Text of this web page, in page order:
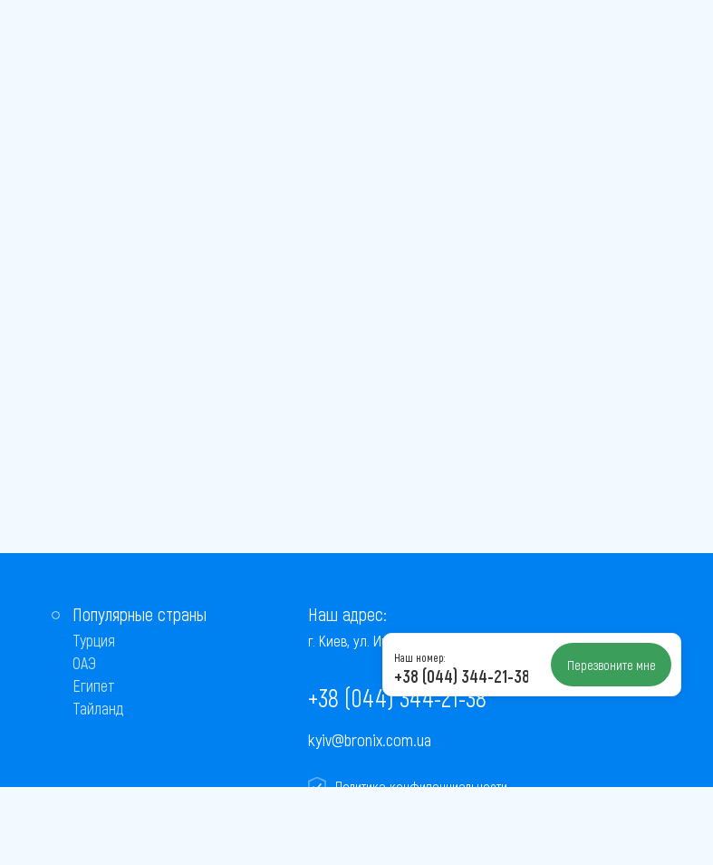
Популярные страны
Турция
ОАЭ
Египет
Тайланд
Наш адрес:
г. Киев, ул. Институтская, 22/7, оф. 41
+38 (044) 344-21-38
kyiv@bronix.com.ua
Политика конфиденциальности
Наш номер:
+38 (044) 344-21-38 Перезвоните мне